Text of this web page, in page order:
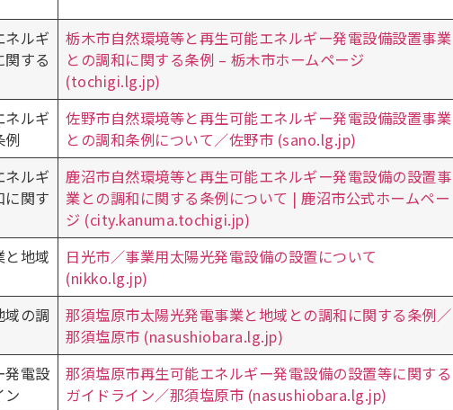
ルギ
する
栃木市自然環境等と再生可能エネルギー発電設備設置事業
との調和に関する条例 – 栃木市ホームページ
(tochigi.lg.jp)
ルギ
例
佐野市自然環境等と再生可能エネルギー発電設備設置事業
との調和条例について／佐野市 (sano.lg.jp)
ルギ
に関す
鹿沼市自然環境等と再生可能エネルギー発電設備の設置事
業との調和に関する条例について | 鹿沼市公式ホームペー
ジ (city.kanuma.tochigi.jp)
と地域
日光市／事業用太陽光発電設備の設置について
(nikko.lg.jp)
の調
那須塩原市太陽光発電事業と地域との調和に関する条例／
那須塩原市 (nasushiobara.lg.jp)
発電設
ン
那須塩原市再生可能エネルギー発電設備の設置等に関する
ガイドライン／那須塩原市 (nasushiobara.lg.jp)